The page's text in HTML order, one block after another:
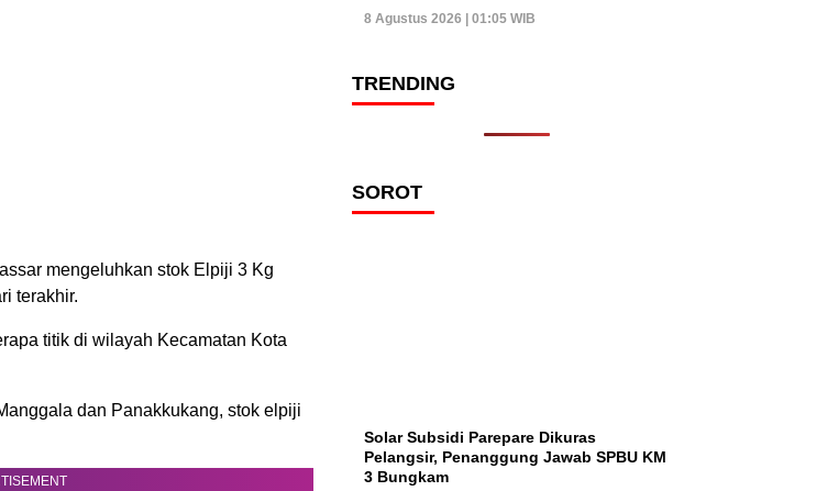
mengeluhkan stok Elpiji 3 Kg
terakhir.
titik di wilayah Kecamatan Kota
dan Panakkukang, stok elpiji
8 Agustus 2026 | 01:05 WIB
TRENDING
SOROT
Solar Subsidi Parepare Dikuras
Pelangsir, Penanggung Jawab SPBU KM
3 Bungkam